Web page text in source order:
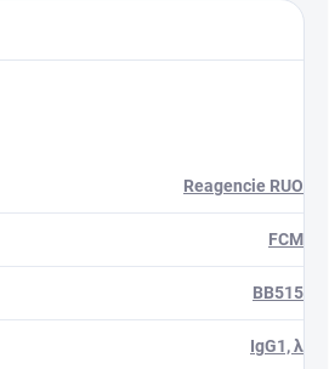
Reagencie RUO
FCM
BB515
IgG1, λ